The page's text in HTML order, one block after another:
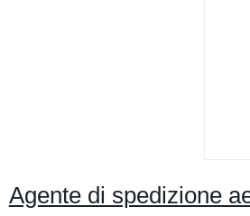
Agente di spedizione